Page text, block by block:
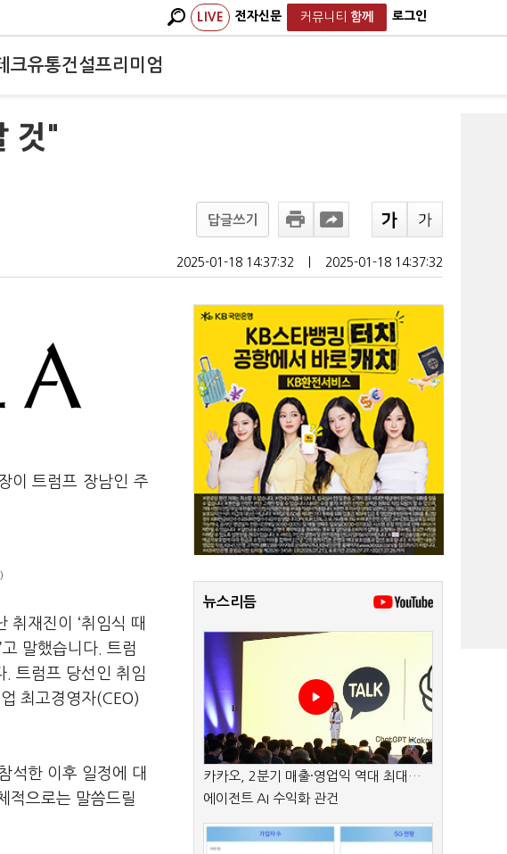
LIVE 전자신문 커뮤니티 함께 로그인
크유통건설프리미엄
것"
답글쓰기
2025-01-18 14:37:32 2025-01-18 14:37:32
이 트럼프 장남인 주
취재진이 ‘취임식 때
고 말했습니다 트럼
트럼프 당선인 취임
최고경영자(CEO)
석한 이후 일정에 대
적으로는 말씀드릴
뉴스리듬
카카오, 2분기 매출·영업익 역대 최대…
에이전트 AI 수익화 관건